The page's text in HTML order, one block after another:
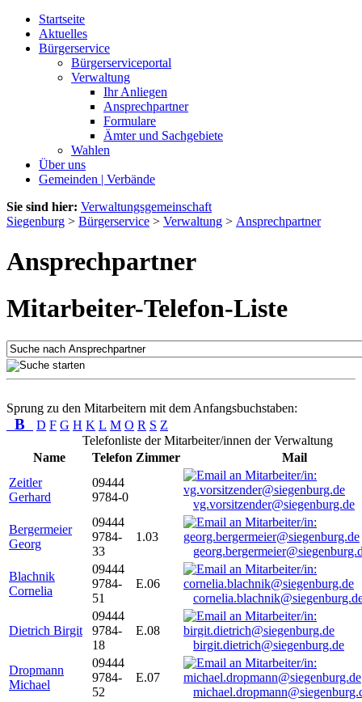
Startseite
Aktuelles
Bürgerservice
Bürgerserviceportal
Verwaltung
Ihr Anliegen
Ansprechpartner
Formulare
Ämter und Sachgebiete
Wahlen
Über uns
Gemeinden | Verbände
Sie sind hier: Verwaltungsgemeinschaft
Siegenburg > Bürgerservice > Verwaltung > Ansprechpartner
Ansprechpartner
Mitarbeiter-Telefon-Liste
Sprung zu den Mitarbeitern mit dem Anfangsbuchstaben:
B D F G H K L M O R S Z
Telefonliste der Mitarbeiter/innen der Verwaltung
Name
Telefon Zimmer
Mail
Zeitler
Gerhard
09444
9784-0
vg.vorsitzender@siegenburg.de
Bergermeier
Georg
09444
9784-
33
1.03
Blachnik
Cornelia
09444
9784-
51
E.06
Dietrich Birgit
09444
9784-
18
E.08
birgit.dietrich@siegenburg.de
Dropmann
Michael
09444
9784-
52
E.07